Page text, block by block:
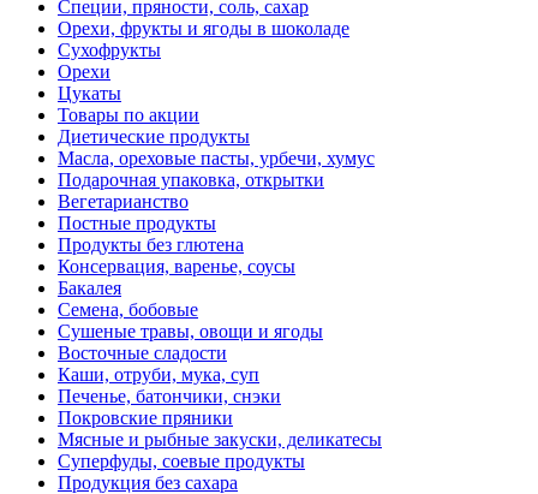
Специи, пряности, соль, сахар
Орехи, фрукты и ягоды в шоколаде
Сухофрукты
Орехи
Цукаты
Товары по акции
Диетические продукты
Масла, ореховые пасты, урбечи, хумус
Подарочная упаковка, открытки
Вегетарианство
Постные продукты
Продукты без глютена
Консервация, варенье, соусы
Бакалея
Семена, бобовые
Сушеные травы, овощи и ягоды
Восточные сладости
Каши, отруби, мука, суп
Печенье, батончики, снэки
Покровские пряники
Мясные и рыбные закуски, деликатесы
Суперфуды, соевые продукты
Продукция без сахара